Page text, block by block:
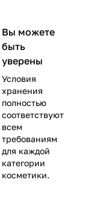
Вы можете
быть
уверены
Условия
хранения
полностью
соответствуют
всем
требованиям
для каждой
категории
косметики.